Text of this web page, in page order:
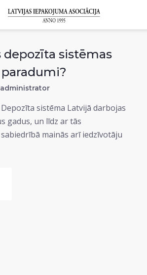
depozīta sistēmas
administrator
sistēma Latvijā darbojas
gadus, un līdz ar tās
mainās arī iedzīvotāju